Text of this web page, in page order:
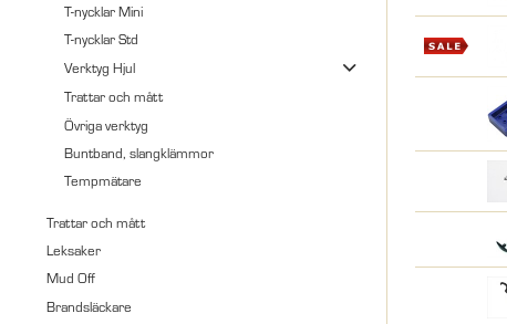
T-nycklar Mini
T-nycklar Std
Verktyg Hjul
Trattar och mått
Övriga verktyg
Buntband, slangklämmor
Tempmätare
Trattar och mått
Leksaker
Mud Off
Brandsläckare